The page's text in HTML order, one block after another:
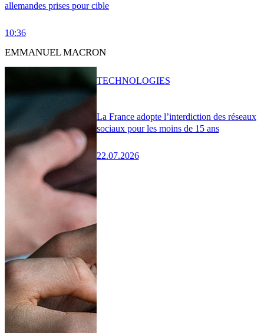
allemandes prises pour cible
10:36
EMMANUEL MACRON
La France adopte l’interdiction des réseaux
sociaux pour les moins de 15 ans
22.07.2026
TECHNOLOGIES